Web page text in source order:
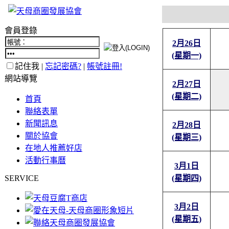
會員登錄
記住我 | 忘記密碼? | 帳號註冊!
網站導覽
首頁
聯絡表單
新聞訊息
關於協會
在地人推薦好店
活動行事曆
SERVICE
2月26日
(星期一)
2月27日
(星期二)
2月28日
(星期三)
3月1日
(星期四)
3月2日
(星期五)